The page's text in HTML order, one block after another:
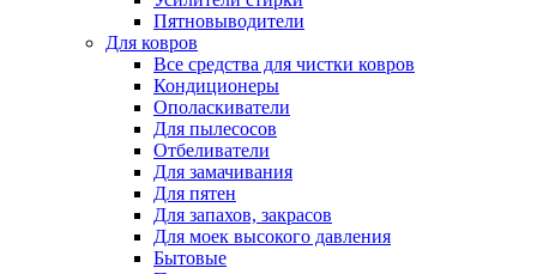
Пятновыводители
Для ковров
Все средства для чистки ковров
Кондиционеры
Ополаскиватели
Для пылесосов
Отбеливатели
Для замачивания
Для пятен
Для запахов, закрасов
Для моек высокого давления
Бытовые